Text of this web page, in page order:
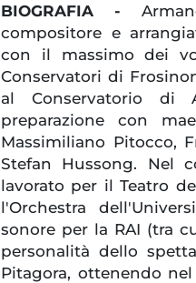
BIOGRAFIA -
compositore e
con il massimo dei
Conservatori di
al Conservatorio di
preparazione con
Massimiliano Pitocco,
Stefan Hussong. Nel
lavorato per il Teatro
l'Orchestra
sonore per la RAI (tra
personalità dello
Pitagora, ottenendo